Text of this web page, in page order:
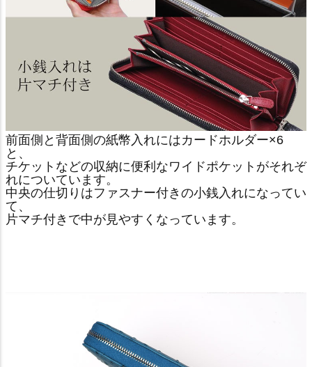
前面側と背面側の紙幣入れにはカードホルダー×6
と、
チケットなどの収納に便利なワイドポケットがそれぞ
れについています。
中央の仕切りはファスナー付きの小銭入れになってい
て、
片マチ付きで中が見やすくなっています。